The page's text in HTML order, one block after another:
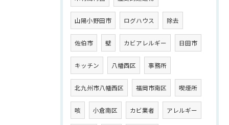
山陽小野田市 ログハウス 除去
佐伯市 壁 カビアレルギー 日田市
キッチン 八幡西区 事務所
北九州市八幡西区 福岡市南区 喫煙所
咳 小倉南区 カビ業者 アレルギー